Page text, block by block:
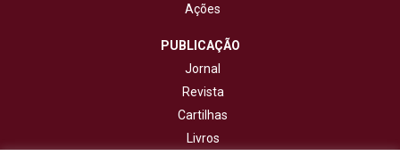
Ações
PUBLICAÇÃO
Jornal
Revista
Cartilhas
Livros